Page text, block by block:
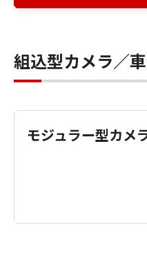
組込型カメラ／
モジュラー型カメ